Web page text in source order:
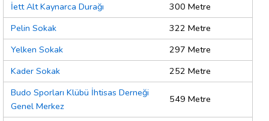
İett Alt Kaynarca Durağı
300 Metre
Pelin Sokak
322 Metre
Yelken Sokak
297 Metre
Kader Sokak
252 Metre
Budo Sporları Klübü İhtisas Derneği
Genel Merkez
549 Metre